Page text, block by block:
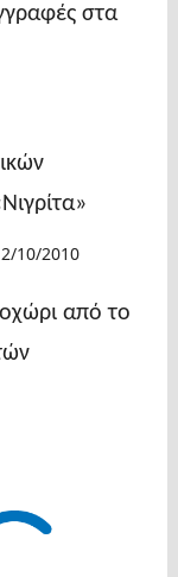
στα
10/2010
από το